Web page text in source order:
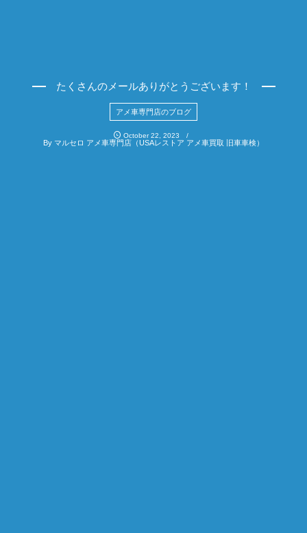
たくさんのメールありがとうございます！
アメ車専門店のブログ
October 22 2023
By マルセロ アメ車専門店（USAレストア アメ車買取 旧車車検）